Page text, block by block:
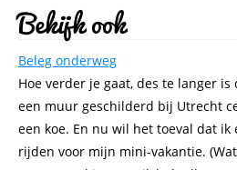
Bekijk ook
Beleg onderweg
Hoe verder je gaat, des te langer
een muur geschilderd bij Utrecht
een koe. En nu wil het toeval dat ik
rijden voor mijn mini-vakantie.